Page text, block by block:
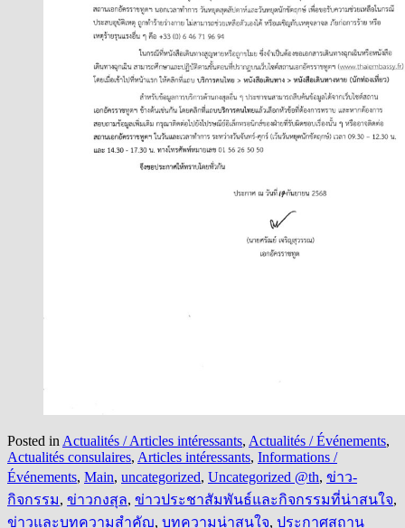
Posted in Actualités / Articles intéressants, Actualités / Événements,
Actualités consulaires, Articles intéressants, Informations /
Événements, Main, uncategorized, Uncategorized @th, ข่าว-
กิจกรรม, ข่าวกงสุล, ข่าวประชาสัมพันธ์และกิจกรรมที่น่าสนใจ,
ข่าวและบทความสำคัญ, บทความน่าสนใจ, ประกาศสถาน